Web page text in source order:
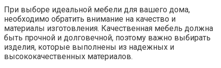
При выборе идеальной мебели для вашего дома,
необходимо обратить внимание на качество и
материалы изготовления. Качественная мебель должна
быть прочной и долговечной, поэтому важно выбирать
изделия, которые выполнены из надежных и
высококачественных материалов.